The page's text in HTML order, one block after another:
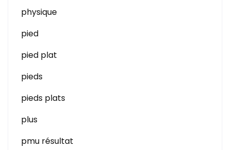
physique
pied
pied plat
pieds
pieds plats
plus
pmu résultat